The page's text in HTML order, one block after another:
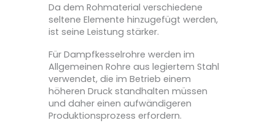
Da dem Rohmaterial verschiedene
seltene Elemente hinzugefügt werden,
ist seine Leistung stärker.
Für Dampfkesselrohre werden im
Allgemeinen Rohre aus legiertem Stahl
verwendet, die im Betrieb einem
höheren Druck standhalten müssen
und daher einen aufwändigeren
Produktionsprozess erfordern.